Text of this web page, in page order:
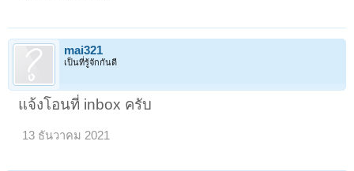
mai321
เป็นที่รู้จักกันดี
แจ้งโอนที่ inbox ครับ
13 ธันวาคม 2021